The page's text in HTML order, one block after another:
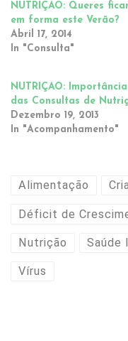
NUTRIÇÃO: Queres ficar
em forma este Verão?
Abril 17, 2014
In "Consulta"
NUTRIÇÃO: Importância
das Consultas de
Dezembro 19, 2013
In "Acompanhamento"
Alimentação
Déficit de
Nutrição Saúde
Vírus